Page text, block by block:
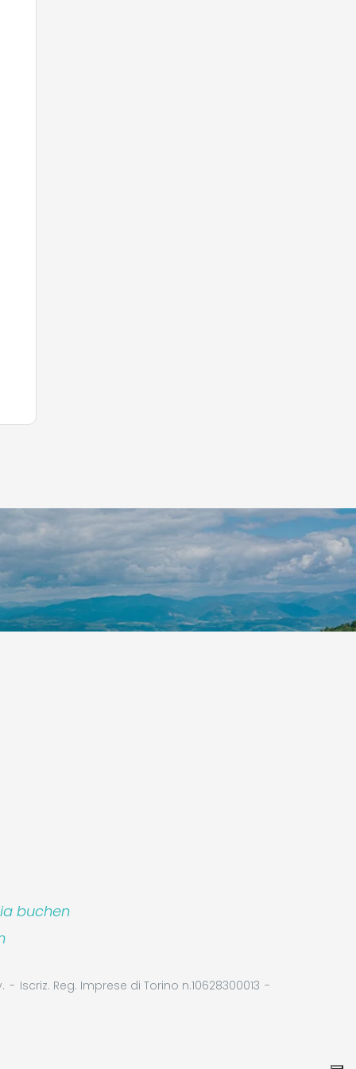
buchen
Iscriz. Reg. Imprese di Torino n.10628300013